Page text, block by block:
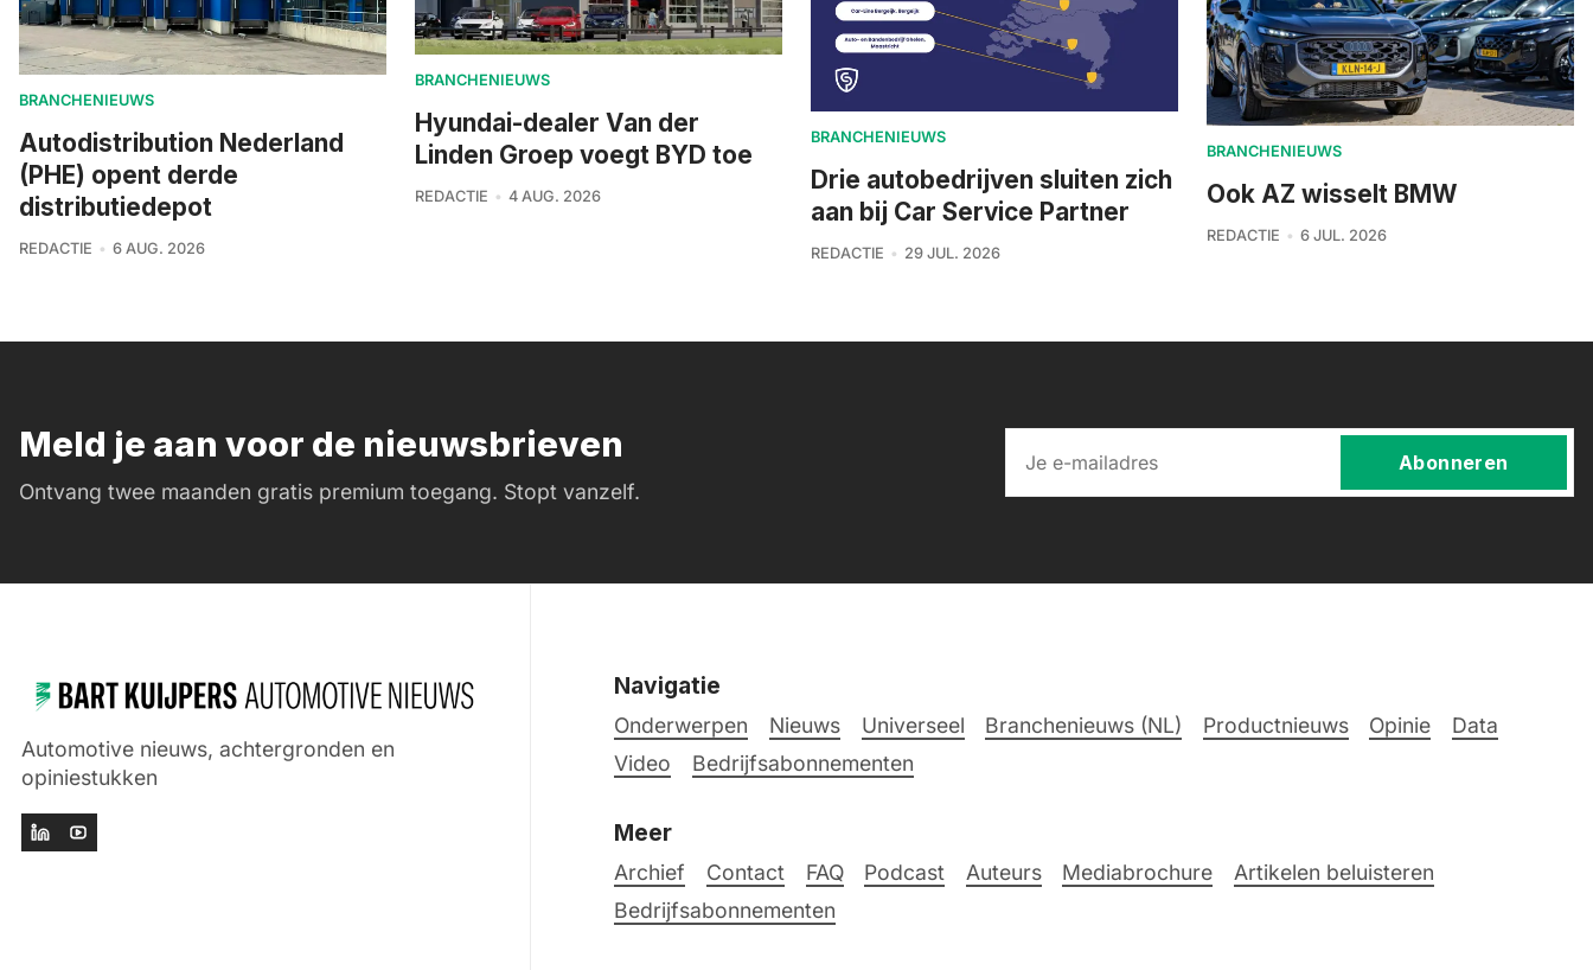
BRANCHENIEUWS
Autodistribution Nederland
(PHE) opent derde
distributiedepot
REDACTIE 6 AUG. 2026
BRANCHENIEUWS
Hyundai-dealer Van der
Linden Groep voegt BYD toe
REDACTIE 4 AUG. 2026
BRANCHENIEUWS
Drie autobedrijven sluiten zich
aan bij Car Service Partner
REDACTIE 29 JUL. 2026
BRANCHENIEUWS
Ook AZ wisselt BMW
REDACTIE 6 JUL. 2026
Meld je aan voor de nieuwsbrieven
Ontvang twee maanden gratis premium toegang. Stopt vanzelf.
Abonneren
Automotive nieuws, achtergronden en
opiniestukken
Navigatie
Onderwerpen Nieuws Universeel Branchenieuws (NL) Productnieuws Opinie
Data
Video
Bedrijfsabonnementen
Meer
Archief Contact FAQ Podcast Auteurs Mediabrochure
Artikelen beluisteren
Bedrijfsabonnementen